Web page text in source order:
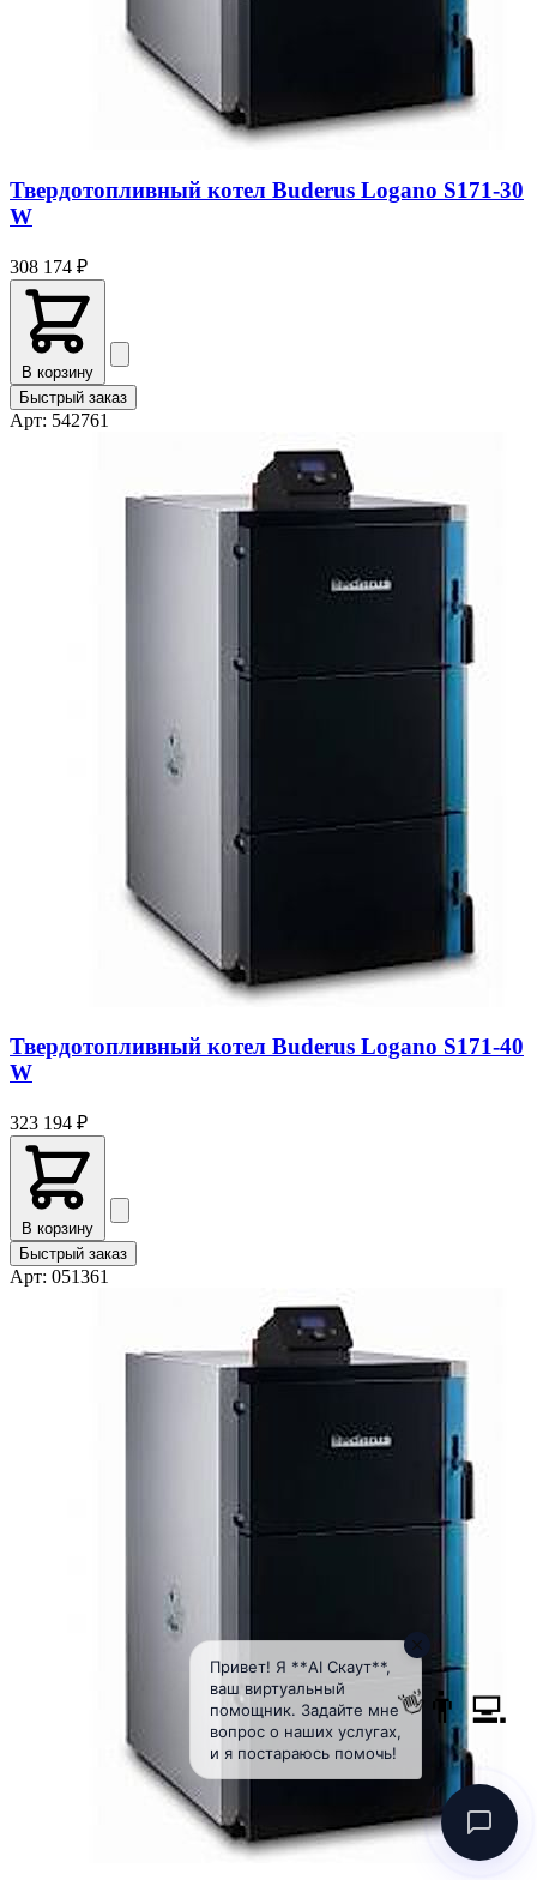
Твердотопливный котел Buderus Logano S171-30
W
308 174 ₽
В корзину
Быстрый заказ
Арт: 542761
Твердотопливный котел Buderus Logano S171-40
W
323 194 ₽
В корзину
Быстрый заказ
Арт: 051361
Привет! Я **AI Скаут**,
ваш виртуальный
помощник. Задайте мне
вопрос о наших услугах,
и я постараюсь помочь!
👋 👨‍💻